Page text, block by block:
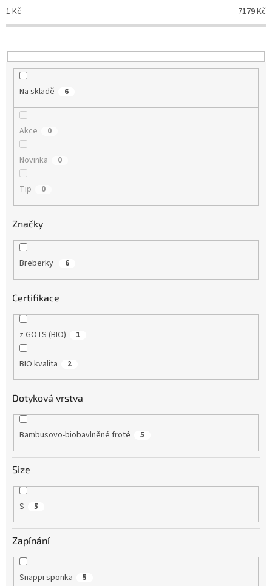
o
d
k
t
1 Kč 7179Kč
Na skladě 6
Akce 0
Novinka 0
Tip 0
Značky
Breberky 6
Certifikace
z GOTS (BIO) 1
BIO kvalita 2
Dotyková vrstva
Bambusovo-biobavlněné froté 5
Size
S 5
Zapínání
Snappi sponka 5